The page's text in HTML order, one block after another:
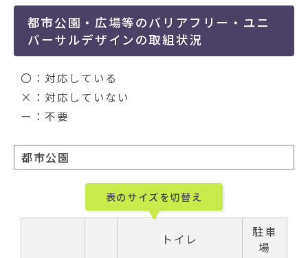
都市公園・広場等のバリアフリー・ユニ
バーサルデザインの取組状況
〇：対応している
×：対応していない
ー：不要
都市公園
表のサイズを切替え
トイレ
駐車
場